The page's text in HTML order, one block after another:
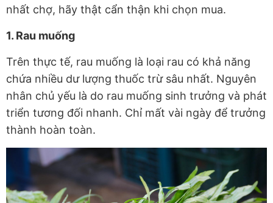
nhất chợ, hãy thật cẩn thận khi chọn mua.
1. Rau muống
Trên thực tế, rau muống là loại rau có khả năng
chứa nhiều dư lượng thuốc trừ sâu nhất. Nguyên
nhân chủ yếu là do rau muống sinh trưởng và phát
triển tương đối nhanh. Chỉ mất vài ngày để trưởng
thành hoàn toàn.